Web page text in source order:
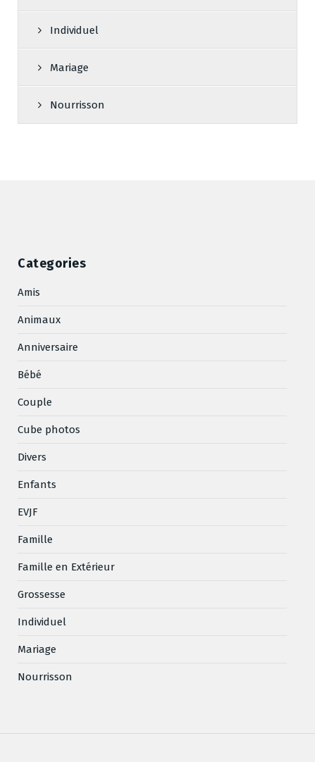
Individuel
Mariage
Nourrisson
Categories
Amis
Animaux
Anniversaire
Bébé
Couple
Cube photos
Divers
Enfants
EVJF
Famille
Famille en Extérieur
Grossesse
Individuel
Mariage
Nourrisson